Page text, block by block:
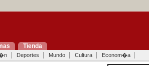
Tienda
Deportes Mundo Cultura Econom�a